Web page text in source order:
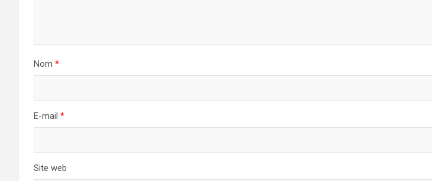
Nom *
E-mail *
Site web